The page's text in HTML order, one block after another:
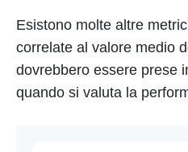
Esistono molte altre
correlate al valore medio
dovrebbero essere prese
quando si valuta la